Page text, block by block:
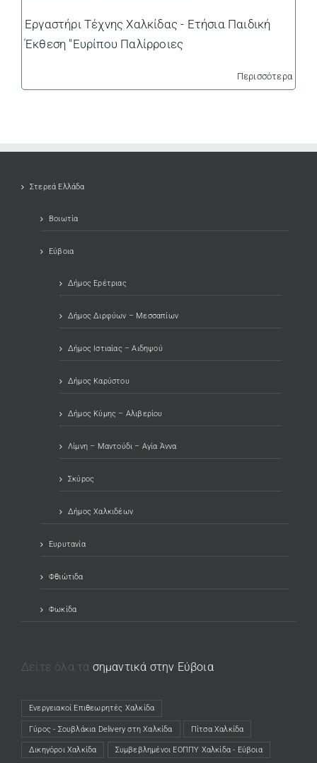
Εργαστήρι Τέχνης Χαλκίδας - Ετήσια Παιδική
Έκθεση "Ευρίπου Παλίρροιες
Περισσότερα
Στερεά Ελλάδα
Βοιωτία
Εύβοια
Δήμος Ερέτριας
Δήμος Διρφύων – Μεσσαπίων
Δήμος Ιστιαίας – Αιδηψού
Δήμος Καρύστου
Δήμος Κύμης – Αλιβερίου
Λίμνη – Μαντούδι – Αγία Άννα
Σκύρος
Δήμος Χαλκιδέων
Ευρυτανία
Φθιώτιδα
Φωκίδα
Δείτε όλα τα σημαντικά στην Εύβοια
Ενεργειακοί Επιθεωρητές Χαλκίδα
(opens in a new tab)
Γύρος - Σουβλάκια Delivery στη Χαλκίδα
(opens in a new tab) Πίτσα Χαλκίδα
(opens in a new tab)
Δικηγόροι Χαλκίδα
(opens in a new tab) Συμβεβλημένοι ΕΟΠΠΥ Χαλκίδα - Εύβοια
(opens in a new tab)